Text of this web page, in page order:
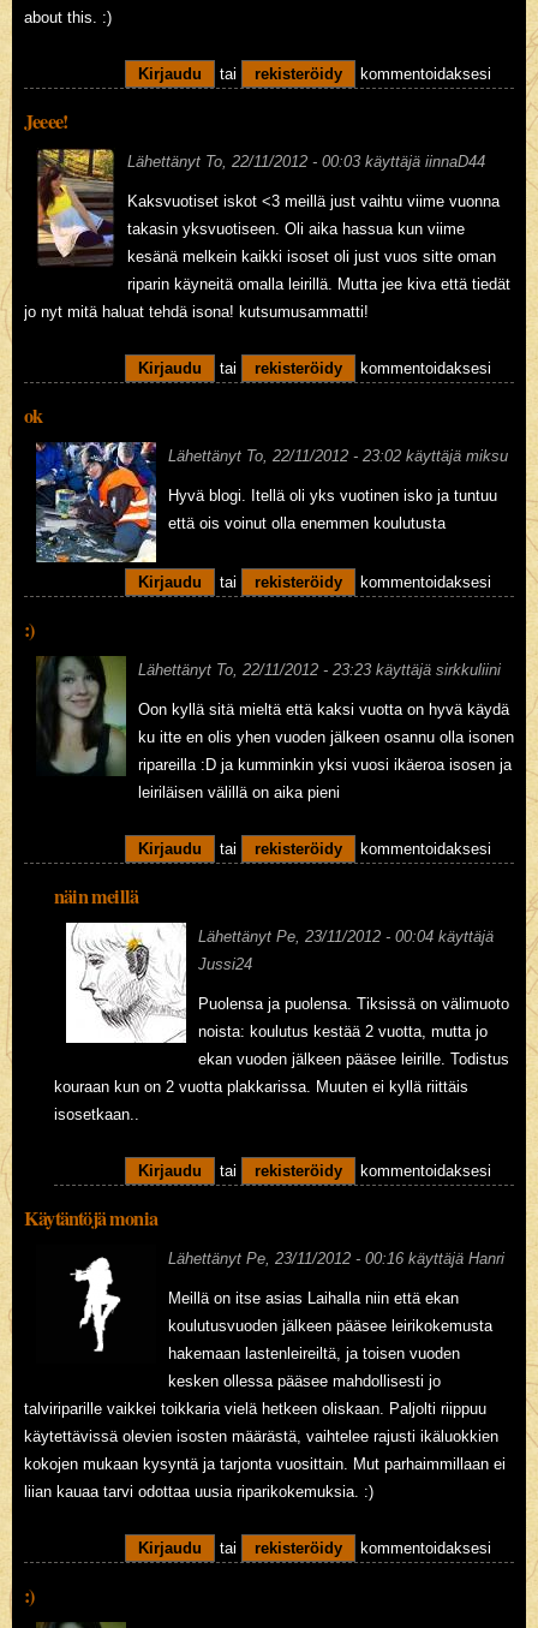
about this. :)
Kirjaudu tai rekisteröidy kommentoidaksesi
Jeeee!
Lähettänyt To, 22/11/2012 - 00:03 käyttäjä iinnaD44
Kaksvuotiset iskot <3 meillä just vaihtu viime vuonna
takasin yksvuotiseen. Oli aika hassua kun viime
kesänä melkein kaikki isoset oli just vuos sitte oman
riparin käyneitä omalla leirillä. Mutta jee kiva että tiedät
jo nyt mitä haluat tehdä isona! kutsumusammatti!
Kirjaudu tai rekisteröidy kommentoidaksesi
ok
Lähettänyt To, 22/11/2012 - 23:02 käyttäjä miksu
Hyvä blogi. Itellä oli yks vuotinen isko ja tuntuu
että ois voinut olla enemmen koulutusta
Kirjaudu tai rekisteröidy kommentoidaksesi
:)
Lähettänyt To, 22/11/2012 - 23:23 käyttäjä sirkkuliini
Oon kyllä sitä mieltä että kaksi vuotta on hyvä käydä
ku itte en olis yhen vuoden jälkeen osannu olla isonen
ripareilla :D ja kumminkin yksi vuosi ikäeroa isosen ja
leiriläisen välillä on aika pieni
Kirjaudu tai rekisteröidy kommentoidaksesi
näin meillä
Lähettänyt Pe, 23/11/2012 - 00:04 käyttäjä
Jussi24
Puolensa ja puolensa. Tiksissä on välimuoto
noista: koulutus kestää 2 vuotta, mutta jo
ekan vuoden jälkeen pääsee leirille. Todistus
kouraan kun on 2 vuotta plakkarissa. Muuten ei kyllä riittäis
isosetkaan..
Kirjaudu tai rekisteröidy kommentoidaksesi
Käytäntöjä monia
Lähettänyt Pe, 23/11/2012 - 00:16 käyttäjä Hanri
Meillä on itse asias Laihalla niin että ekan
koulutusvuoden jälkeen pääsee leirikokemusta
hakemaan lastenleireiltä, ja toisen vuoden
kesken ollessa pääsee mahdollisesti jo
talviriparille vaikkei toikkaria vielä hetkeen oliskaan. Paljolti riippuu
käytettävissä olevien isosten määrästä, vaihtelee rajusti ikäluokkien
kokojen mukaan kysyntä ja tarjonta vuosittain. Mut parhaimmillaan ei
liian kauaa tarvi odottaa uusia riparikokemuksia. :)
Kirjaudu tai rekisteröidy kommentoidaksesi
:)